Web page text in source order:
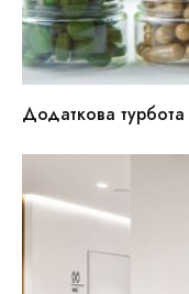
Додаткова